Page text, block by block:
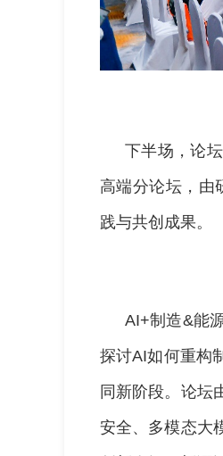
下半场，论
高端分论坛，由
践与共创成果。
AI+制造&能
探讨AI如何重构
同新阶段。论坛
安全、多模态大